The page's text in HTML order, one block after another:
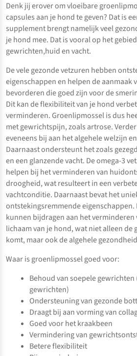
Denk jij erover om vloeibare
capsules aan je hond te geven? Dat is
supplement brengt namelijk veel
je hond mee. Dat is vooral op het
gewrichten,huid en vacht.
De vele gezonde vetzuren hebben
eigenschappen en helpen de aanmaak
bevorderen die goed zijn voor de
Dit kan de flexibiliteit van je hond
verminderen. Groenlipmossel is dus
met gewrichtspijn, zoals artrose.
eveneens bij aan het algehele welzijn
Daarnaast ondersteunt het zoals
en een glanzende vacht. De omega-3
helpen bij het verminderen van
droogheid, wat resulteert in een
vachtconditie. Daarnaast bevat het
ontstekingsremmende eigenschappen.
kunnen bijdragen aan het
lichaam van je hond, wat niet alleen de
komt, maar ook de algehele
Waar is groenlipmossel goed voor:
Behoud van soepele gewrichten
gewrichten)
Ondersteuning van gezonde
Draagt bij aan vorming van
Goed voor het kraakbeen
Vermindering van
Betere flexibiliteit